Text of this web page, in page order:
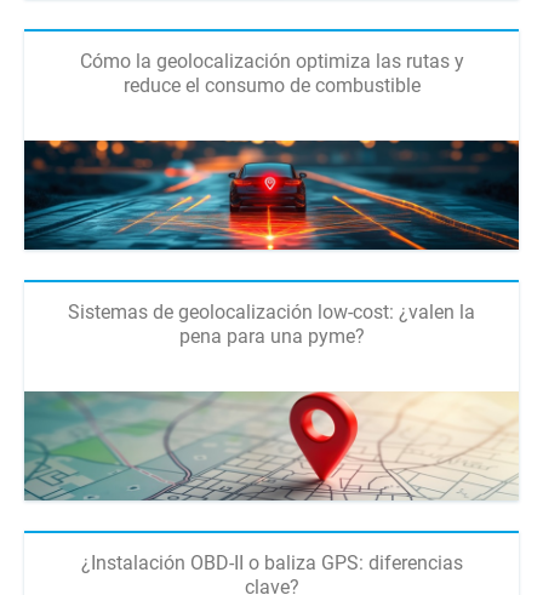
Cómo la geolocalización optimiza las rutas y
reduce el consumo de combustible
Sistemas de geolocalización low-cost: ¿valen la
pena para una pyme?
¿Instalación OBD-II o baliza GPS: diferencias
clave?